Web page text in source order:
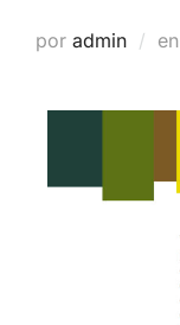
por admin en